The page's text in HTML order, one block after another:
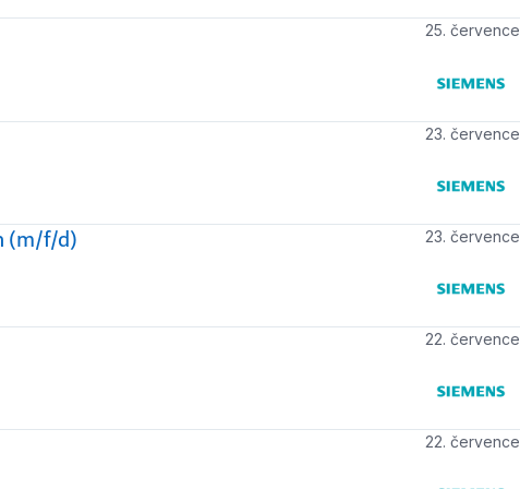
25. července
23. července
(m/f/d) 23. července
22. července
22. července